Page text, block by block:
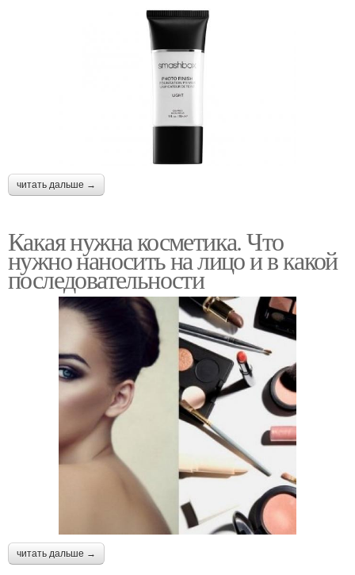
читать дальше →
Какая нужна косметика. Что
нужно наносить на лицо и в какой
последовательности
читать дальше →